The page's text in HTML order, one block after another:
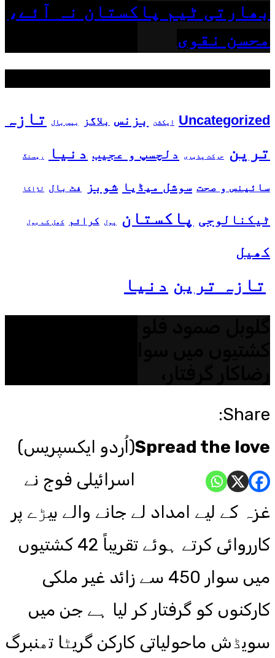
بھارتی ٹیم پاکستان نہ آئے،
محسن نقوی
Uncategorized ایکشن بزنس بلاگز بیس بال
تازہ
ترین
حرکت پذیری دلچسپ و عجیب دنیا ریسنگ
سائینس و صحت سوشل میڈیا شوبز فٹ بال لڑاکا
ٹیکنالوجی پاکستان پول کرائم کھل کے بول
کھیل
تازہ ترین دنیا
Share:
Spread the love(اُردو ایکسپریس)
اسرائیلی فوج نے
غزہ کے لیے امداد لے جانے والے بیڑے پر
کارروائی کرتے ہوئے تقریباً 42 کشتیوں
میں سوار 450 سے زائد غیر ملکی
کارکنوں کو گرفتار کر لیا ہے جن میں
سویڈش ماحولیاتی کارکن گریٹا تھنبرگ